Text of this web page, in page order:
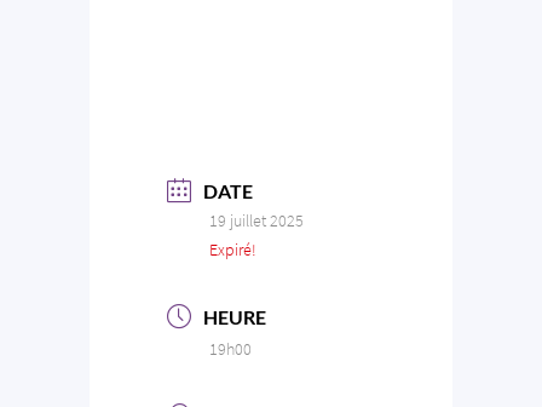
DATE
19 juillet 2025
Expiré!
HEURE
19h00